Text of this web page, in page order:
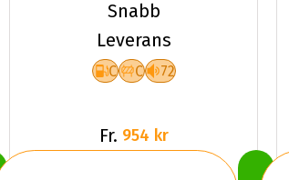
MFS
Friktion
Snabb
Leverans
C C 72
Fr. 954 kr